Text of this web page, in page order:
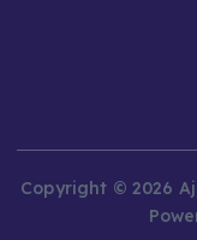
Copyright © 2026